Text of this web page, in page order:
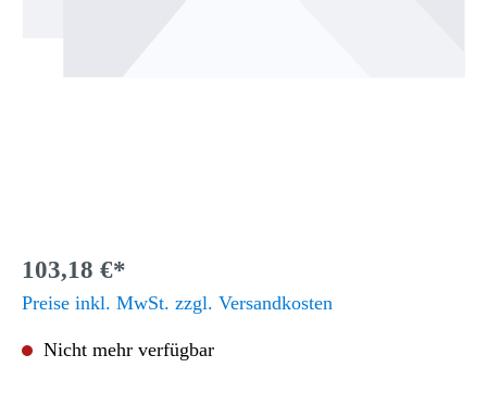
103,18 €*
Preise inkl. MwSt. zzgl. Versandkosten
Nicht mehr verfügbar